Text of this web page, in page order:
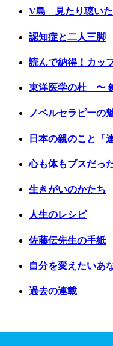
V島 見たり聴いた
認知症と二人三脚
読んで納得！カッ
東洋医学の杜 〜
ノベルセラピーの
日本の親のこと「
心も体もブスだっ
生きがいのかたち
人生のレシピ
佐藤伝先生の手紙
自分を変えたいあ
過去の連載